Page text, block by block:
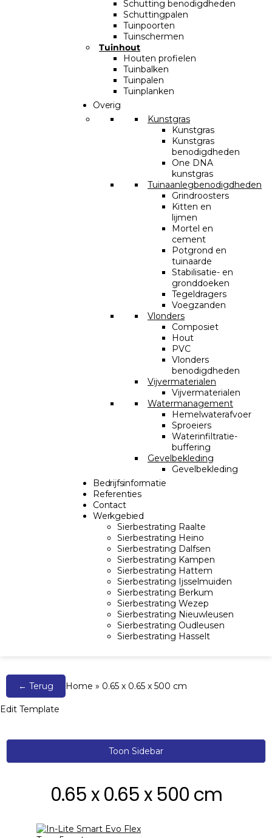
Schutting benodigdheden
Schuttingpalen
Tuinpoorten
Tuinschermen
Tuinhout
Houten profielen
Tuinbalken
Tuinpalen
Tuinplanken
Overig
Kunstgras
Kunstgras
Kunstgras
benodigdheden
One DNA
kunstgras
Tuinaanlegbenodigdheden
Grindroosters
Kitten en
lijmen
Mortel en
cement
Potgrond en
tuinaarde
Stabilisatie- en
gronddoeken
Tegeldragers
Voegzanden
Vlonders
Composiet
Hout
PVC
Vlonders
benodigdheden
Vijvermaterialen
Vijvermaterialen
Watermanagement
Hemelwaterafvoer
Sproeiers
Waterinfiltratie-
buffering
Gevelbekleding
Gevelbekleding
Bedrijfsinformatie
Referenties
Contact
Werkgebied
Sierbestrating Raalte
Sierbestrating Heino
Sierbestrating Dalfsen
Sierbestrating Kampen
Sierbestrating Hattem
Sierbestrating Ijsselmuiden
Sierbestrating Berkum
Sierbestrating Wezep
Sierbestrating Nieuwleusen
Sierbestrating Oudleusen
Sierbestrating Hasselt
← Terug Home » 0.65 x 0.65 x 500 cm
Edit Template
Toon Sidebar
0.65 x 0.65 x 500 cm